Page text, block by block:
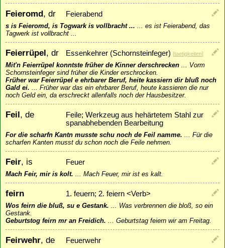
Feieromd, dr Feierabend
s is Feieromd, is Togwark is vollbracht ... ... es ist Feierabend, das
Tagwerk ist vollbracht ...
Feierrüpel, dr Essenkehrer (Schornsteinfeger) [taetigkeiten]
Mit'n Feierrüpel konntste früher de Kinner derschrecken ... Vorm
Schornsteinfeger sind früher die Kinder erschrocken.
Früher war Feierrüpel e ehrbarer Beruf, heite kassiern dir bluß noch
Gald ei. ... Früher war das ein ehrbarer Beruf, heute kassieren die nur
noch Geld ein, da erschreckt allenfalls noch der Hausbesitzer.
Feil, de
Feile; Werkzeug aus hehärtetem Stahl zur
spanabhebenden Bearbeitung
For die scharfn Kantn musste schu noch de Feil namme. ... Für die
scharfen Kanten musst du schon noch die Feile nehmen.
Feir, is Feuer
Mach Feir, mir is kolt. ... Mach Feuer, mir ist es kalt.
feirn 1. feuern; 2. feiern <Verb>
Wos feirn die bluß, su e Gestank. ... Was verbrennen die bloß, so ein
Gestank.
Geburtstog feirn mr an Freidich. ... Geburtstag feiern wir am Freitag.
Feirwehr, de Feuerwehr